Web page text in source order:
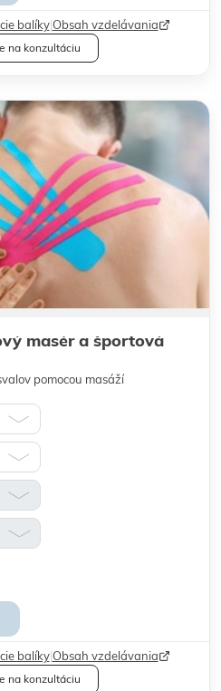
balíky|Obsah vzdelávania
na konzultáciu
masér a športová
pomocou masáží
balíky|Obsah vzdelávania
na konzultáciu